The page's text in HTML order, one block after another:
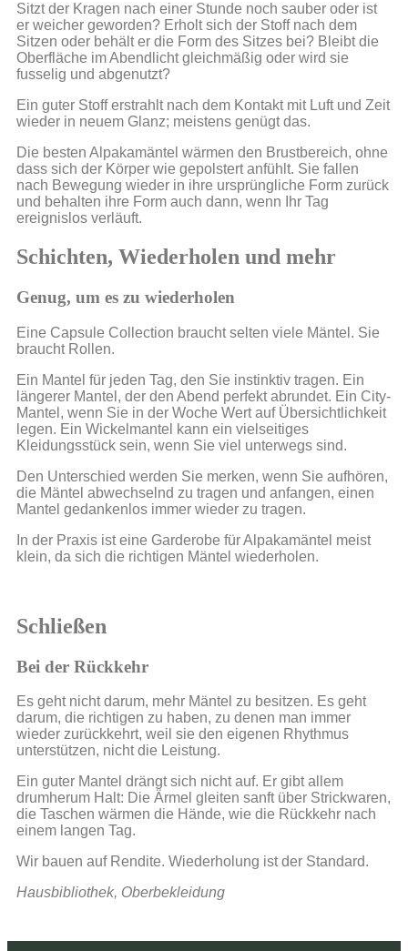
Sitzt der Kragen nach einer Stunde noch sauber oder ist
er weicher geworden? Erholt sich der Stoff nach dem
Sitzen oder behält er die Form des Sitzes bei? Bleibt die
Oberfläche im Abendlicht gleichmäßig oder wird sie
fusselig und abgenutzt?
Ein guter Stoff erstrahlt nach dem Kontakt mit Luft und Zeit
wieder in neuem Glanz; meistens genügt das.
Die besten Alpakamäntel wärmen den Brustbereich, ohne
dass sich der Körper wie gepolstert anfühlt. Sie fallen
nach Bewegung wieder in ihre ursprüngliche Form zurück
und behalten ihre Form auch dann, wenn Ihr Tag
ereignislos verläuft.
Schichten, Wiederholen und mehr
Genug, um es zu wiederholen
Eine Capsule Collection braucht selten viele Mäntel. Sie
braucht Rollen.
Ein Mantel für jeden Tag, den Sie instinktiv tragen. Ein
längerer Mantel, der den Abend perfekt abrundet. Ein City-
Mantel, wenn Sie in der Woche Wert auf Übersichtlichkeit
legen. Ein Wickelmantel kann ein vielseitiges
Kleidungsstück sein, wenn Sie viel unterwegs sind.
Den Unterschied werden Sie merken, wenn Sie aufhören,
die Mäntel abwechselnd zu tragen und anfangen, einen
Mantel gedankenlos immer wieder zu tragen.
In der Praxis ist eine Garderobe für Alpakamäntel meist
klein, da sich die richtigen Mäntel wiederholen.
Schließen
Bei der Rückkehr
Es geht nicht darum, mehr Mäntel zu besitzen. Es geht
darum, die richtigen zu haben, zu denen man immer
wieder zurückkehrt, weil sie den eigenen Rhythmus
unterstützen, nicht die Leistung.
Ein guter Mantel drängt sich nicht auf. Er gibt allem
drumherum Halt: Die Ärmel gleiten sanft über Strickwaren,
die Taschen wärmen die Hände, wie die Rückkehr nach
einem langen Tag.
Wir bauen auf Rendite. Wiederholung ist der Standard.
Hausbibliothek, Oberbekleidung